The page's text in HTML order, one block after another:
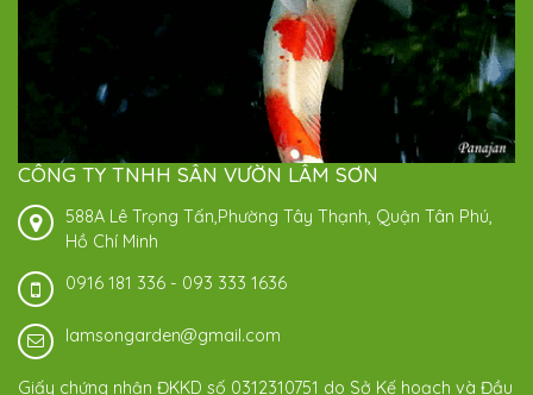
CÔNG TY TNHH SÂN VƯỜN LÂM SƠN
588A Lê Trọng Tấn,Phường Tây Thạnh, Quận Tân Phú,
Hồ Chí Minh
0916 181 336 - 093 333 1636
lamsongarden@gmail.com
Giấy chứng nhận ĐKKD số 0312310751 do Sở Kế hoạch và Đầu